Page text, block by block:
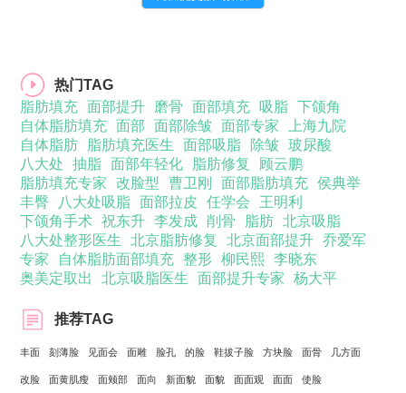
热门TAG
脂肪填充
面部提升 磨骨 面部填充 吸脂
下颌角
自体脂肪填充
面部 面部除皱 面部专家
上海九院
自体脂肪
脂肪填充医生 面部吸脂 除皱
玻尿酸
八大处
抽脂 面部年轻化 脂肪修复
顾云鹏
脂肪填充专家
改脸型 曹卫刚 面部脂肪填充
侯典举
丰臀
八大处吸脂 面部拉皮 任学会
王明利
下颌角手术
祝东升 李发成 削骨 脂肪
北京吸脂
八大处整形医生
北京脂肪修复 北京面部提升
乔爱军
专家
自体脂肪面部填充 整形 柳民熙
李晓东
奥美定取出
北京吸脂医生 面部提升专家 杨大平
推荐TAG
丰面 刻薄脸 见面会 面雕 脸孔 的脸 鞋拔子脸 方块脸 面骨 几方面
改脸 面黄肌瘦 面颊部 面向 新面貌 面貌 面面观 面面 使脸